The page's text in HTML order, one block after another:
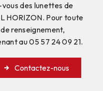
des lunettes de
HORIZON. Pour toute
renseignement,
au 05 57 24 09 21.
Contactez-nous